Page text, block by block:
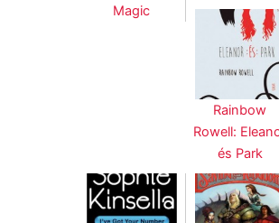
Magic
Rainbow
Rowell:
és Park